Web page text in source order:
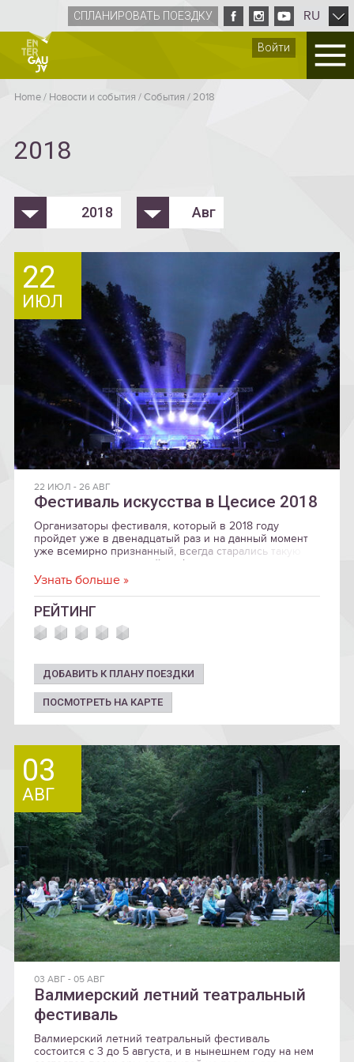
Войти
СПЛАНИРОВАТЬ ПОЕЗДКУ RU
Home/ Новости и события /Cобытия /2018
2018
2018 Авг
22
ИЮЛ
22 ИЮЛ - 26 АВГ
Фестиваль искусства в Цесисе 2018
Организаторы фестиваля, который в 2018 году
пройдет уже в двенадцатый раз и на данный момент
уже всемирно признанный, всегда старались такую
программу мероприятий в сфере музыки, кино, театра
и визуального искусства, которая стимулирует
Узнать больше »
РЕЙТИНГ
ДОБАВИТЬ К ПЛАНУ ПОЕЗДКИ
ПОСМОТРЕТЬ НА КАРТЕ
03
АВГ
03 АВГ - 05 АВГ
Валмиерский летний театральный
фестиваль
Валмиерский летний театральный фестиваль
состоится с 3 до 5 августа, и в нынешнем году на нем